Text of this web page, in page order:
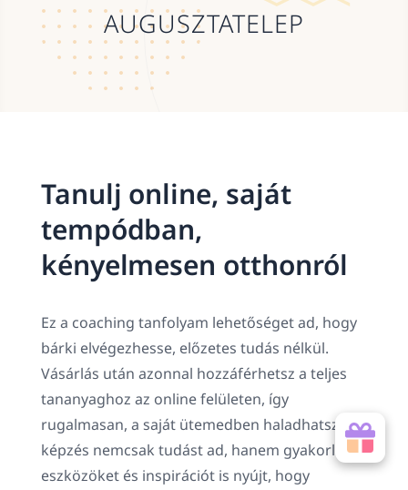
AUGUSZTATELEP
Tanulj online, saját
tempódban,
kényelmesen otthonról
Ez a coaching tanfolyam lehetőséget ad, hogy
bárki elvégezhesse, előzetes tudás nélkül.
Vásárlás után azonnal hozzáférhetsz a teljes
tananyaghoz az online felületen, így
rugalmasan, a saját ütemedben haladhatsz. A
képzés nemcsak tudást ad, hanem gyakorlati
eszközöket és inspirációt is nyújt, hogy